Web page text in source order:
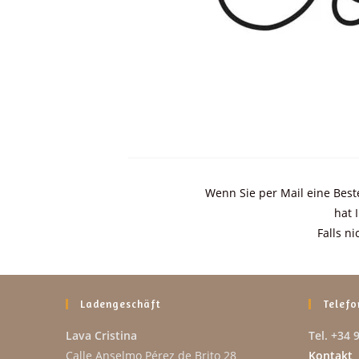
Wenn Sie per Mail eine
hat
Falls
Ladengeschäft
Lava Cristina
Calle Anselmo Pérez de Brito 28
Tel. +34
Kontakt